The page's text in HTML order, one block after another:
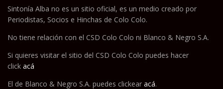
Sintonía Alba no es un sitio oficial, es un medio creado por
Periodistas, Socios e Hinchas de Colo Colo.
No tiene relación con el CSD Colo Colo ni Blanco & Negro S.A.
Si quieres visitar el sitio del CSD Colo Colo puedes hacer
click acá
El de Blanco & Negro S.A. puedes clickear acá.